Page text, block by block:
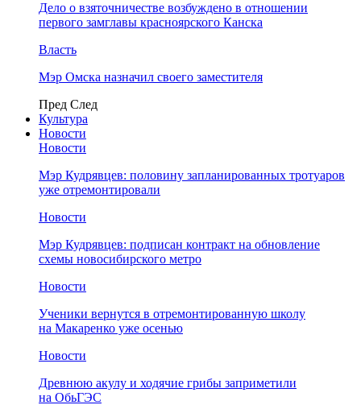
Дело о взяточничестве возбуждено в отношении
первого замглавы красноярского Канска
Власть
Мэр Омска назначил своего заместителя
Пред След
Культура
Новости
Новости
Мэр Кудрявцев: половину запланированных тротуаров
уже отремонтировали
Новости
Мэр Кудрявцев: подписан контракт на обновление
схемы новосибирского метро
Новости
Ученики вернутся в отремонтированную школу
на Макаренко уже осенью
Новости
Древнюю акулу и ходячие грибы заприметили
на ОбьГЭС